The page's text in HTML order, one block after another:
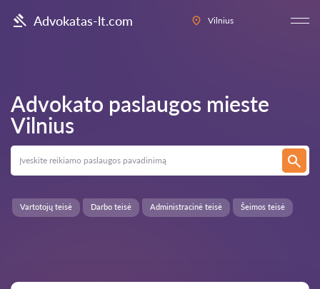
Advokatas-lt.com Vilnius
Advokato paslaugos mieste
Vilnius
Šeimos teisė
Vartotojų teisė Darbo teisė Administracinė teisė